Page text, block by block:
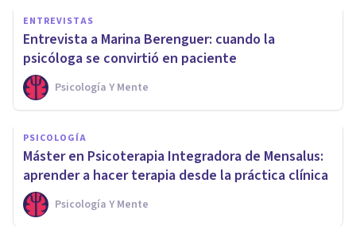
ENTREVISTAS
Entrevista a Marina Berenguer: cuando la
psicóloga se convirtió en paciente
Psicología Y Mente
PSICOLOGÍA
Máster en Psicoterapia Integradora de Mensalus:
aprender a hacer terapia desde la práctica clínica
Psicología Y Mente